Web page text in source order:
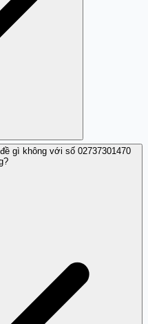
và thông tin mới nhất
gì không với số 02737301470